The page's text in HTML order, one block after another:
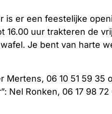
is er een feestelijke
16.00 uur trakteren de
Je bent van harte
Mertens, 06 10 51 59 35
”: Nel Ronken, 06 17 98 72